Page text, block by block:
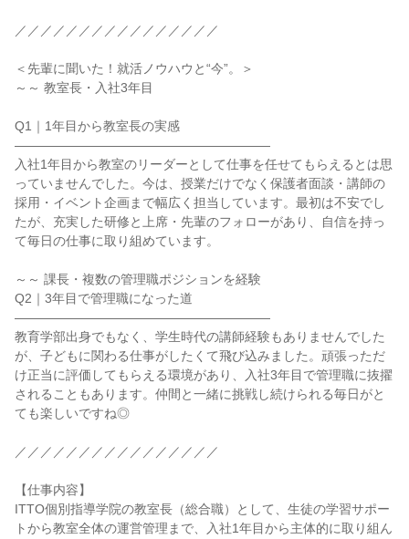
／／／／／／／／／／／／／／／／
＜先輩に聞いた！就活ノウハウと“今”。＞
～～ 教室長・入社3年目
Q1｜1年目から教室長の実感
――――――――――――――――――――
入社1年目から教室のリーダーとして仕事を任せてもらえるとは思
っていませんでした。今は、授業だけでなく保護者面談・講師の
採用・イベント企画まで幅広く担当しています。最初は不安でし
たが、充実した研修と上席・先輩のフォローがあり、自信を持っ
て毎日の仕事に取り組めています。
～～ 課長・複数の管理職ポジションを経験
Q2｜3年目で管理職になった道
――――――――――――――――――――
教育学部出身でもなく、学生時代の講師経験もありませんでした
が、子どもに関わる仕事がしたくて飛び込みました。頑張っただ
け正当に評価してもらえる環境があり、入社3年目で管理職に抜擢
されることもあります。仲間と一緒に挑戦し続けられる毎日がと
ても楽しいですね◎
／／／／／／／／／／／／／／／／
【仕事内容】
ITTO個別指導学院の教室長（総合職）として、生徒の学習サポー
トから教室全体の運営管理まで、入社1年目から主体的に取り組ん